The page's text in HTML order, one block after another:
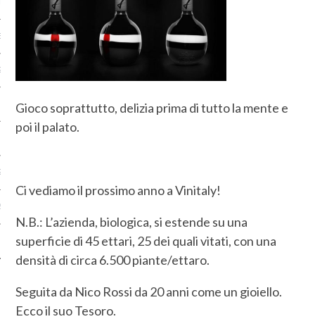
2015
2015
Gioco soprattutto, delizia prima di tutto la mente e
poi il palato.
Ci vediamo il prossimo anno a Vinitaly!
N.B.: L’azienda, biologica, si estende su una
superficie di 45 ettari, 25 dei quali vitati, con una
densità di circa 6.500 piante/ettaro.
Seguita da Nico Rossi da 20 anni come un gioiello.
Ecco il suo Tesoro.